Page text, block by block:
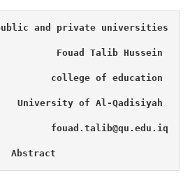
and private universities
fouad.talib@qu.edu.iq
Abstract